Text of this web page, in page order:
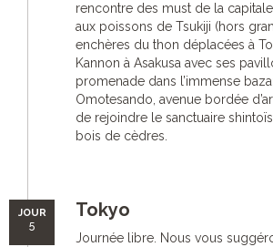
rencontre des must de la
aux poissons de Tsukiji (hors
enchères du thon déplacées à
Kannon à Asakusa avec ses
promenade dans l’immense
Omotesando, avenue bordée
de rejoindre le sanctuaire
bois de cèdres.
JOUR
5
Tokyo
Journée libre. Nous vous